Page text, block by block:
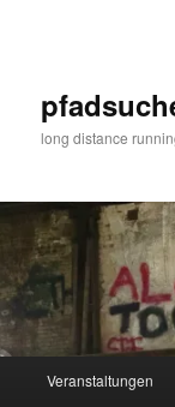
long distance
Veranstaltungen